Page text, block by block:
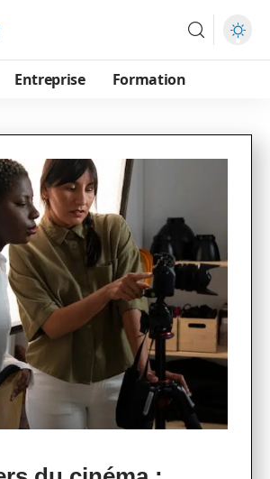
Entreprise Formation